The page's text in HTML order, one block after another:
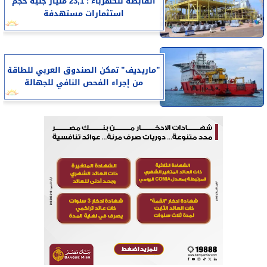
استثمارات مستهدفة
”ماريديف” تمكن الصندوق العربي للطاقة
من إجراء الفحص النافي للجهالة